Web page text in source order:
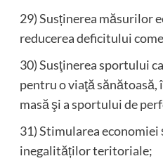
29) Susținerea măsurilor
reducerea deficitului
30) Susţinerea sportului
pentru o viaţă
masă şi a sportului de
31) Stimularea economiei
inegalităților teritoriale;